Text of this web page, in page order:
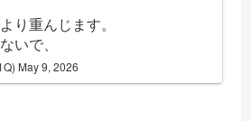
り重んじます。
いで、
May 9, 2026